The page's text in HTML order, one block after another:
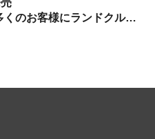
くのお客様にランドクルー